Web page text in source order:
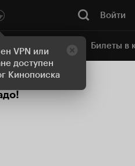
VPN или
доступен
Кинопоиска
Войти
кинотеатр Билеты в